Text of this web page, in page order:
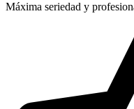
Máxima seriedad y